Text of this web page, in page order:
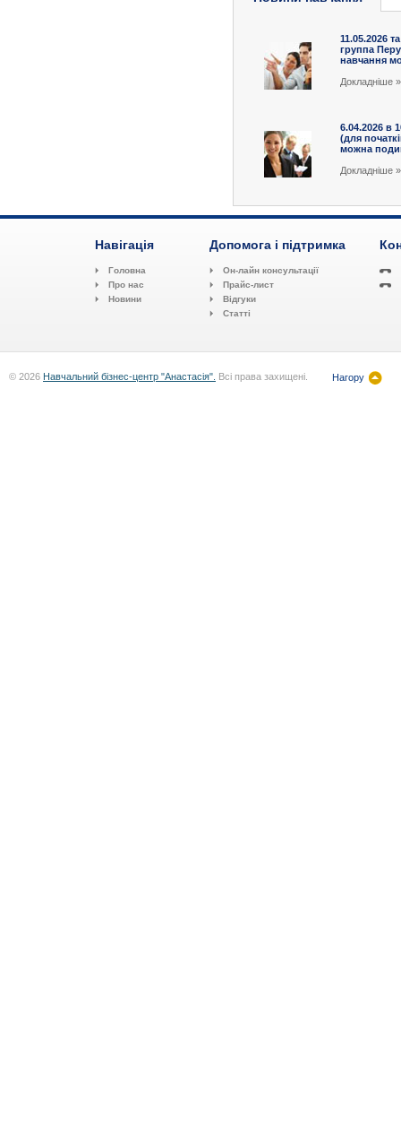
11.05.2026
группа
навчання
Докладніше »
6.04.2026 в
(для
можна
Докладніше »
Навігація
Головна
Про нас
Новини
Допомога і підтримка
Он-лайн консультації
Прайс-лист
Відгуки
Статті
© 2026 Навчальний бізнес-центр "Анастасія". Всі права захищені. Нагору